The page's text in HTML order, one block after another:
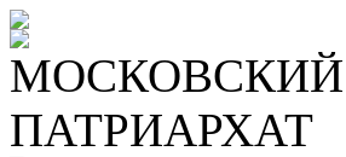
МОСКОВСКИЙ
ПАТРИАРХАТ